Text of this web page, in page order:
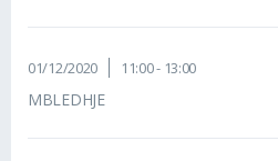
01/12/2020 11:00 - 13:00
MBLEDHJE